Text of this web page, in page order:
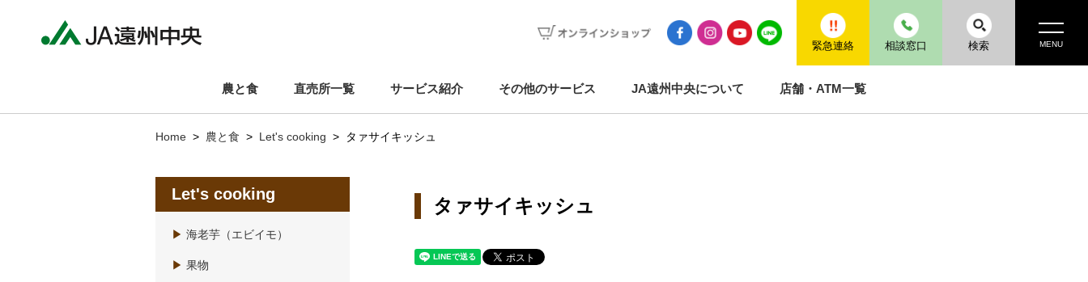
緊急連絡 相談窓口 検索 MENU
農と食 直売所一覧 サービス紹介 その他のサービス JA遠州中央について 店舗・ATM一覧
Home > 農と食 > Let's cooking > タァサイキッシュ
タァサイキッシュ
Let's cooking
▶ 海老芋（エビイモ）
▶ 果物